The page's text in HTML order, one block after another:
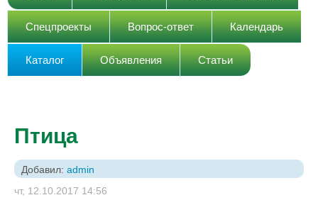
Спецпроекты Вопрос-ответ Календарь
Каталог Объявления Статьи
Птица
Добавил: admin
чт, 12.10.2017 14:56